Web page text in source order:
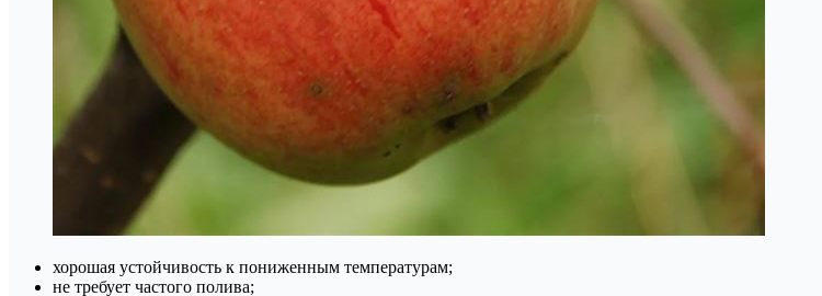
хорошая устойчивость к пониженным температурам;
не требует частого полива;